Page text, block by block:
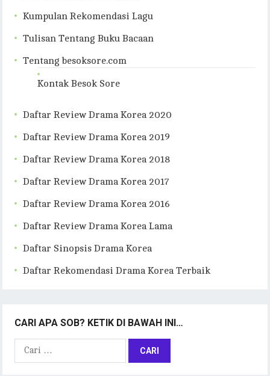
Kumpulan Rekomendasi Lagu
Tulisan Tentang Buku Bacaan
Tentang besoksore.com
Kontak Besok Sore
Daftar Review Drama Korea 2020
Daftar Review Drama Korea 2019
Daftar Review Drama Korea 2018
Daftar Review Drama Korea 2017
Daftar Review Drama Korea 2016
Daftar Review Drama Korea Lama
Daftar Sinopsis Drama Korea
Daftar Rekomendasi Drama Korea Terbaik
CARI APA SOB? KETIK DI BAWAH INI…
Cari